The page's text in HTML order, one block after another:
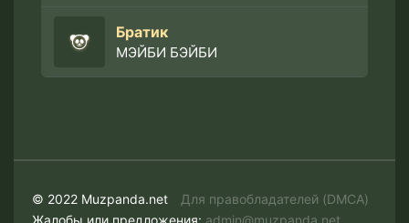
Братик
МЭЙБИ БЭЙБИ
© 2022 Muzpanda.net
Для правобладателей (DMCA)
Жалобы или предложения: admin@muzpanda.net